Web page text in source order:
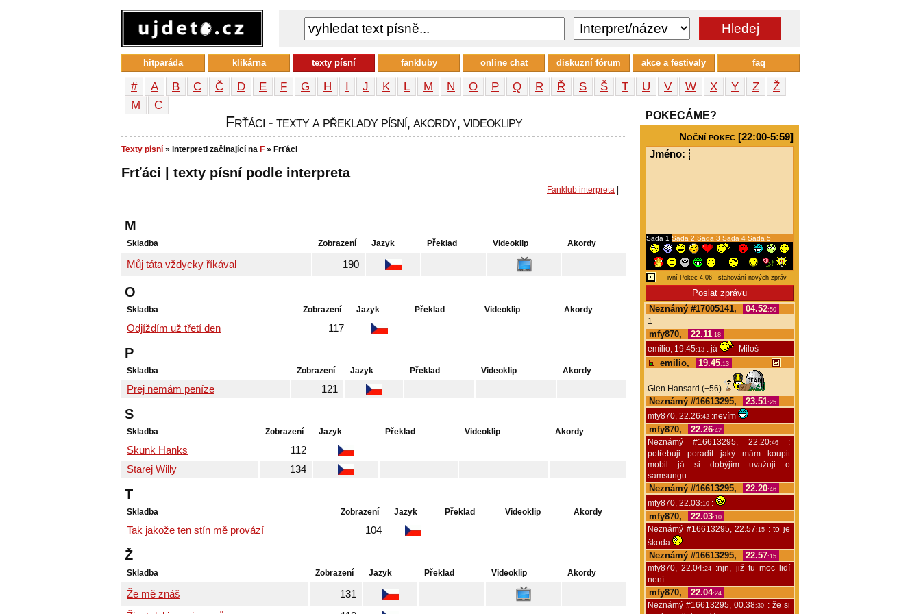
# A B C Č D E F G H I J K L M N O P Q R Ř S Š T U V W X Y Z
Ž
М
С
Frťáci - texty a překlady písní, akordy, videoklipy
Texty písní » interpreti začínající na F » Frťáci
Frťáci | texty písní podle interpreta
Fanklub interpreta
M
Skladba Zobrazení Jazyk Překlad Videoklip Akordy
Můj táta vždycky říkával 190
O
Skladba Zobrazení Jazyk Překlad Videoklip Akordy
Odjíždím už třetí den 117
P
Skladba Zobrazení Jazyk Překlad Videoklip Akordy
Prej nemám peníze 121
S
Skladba Zobrazení Jazyk Překlad Videoklip Akordy
Skunk Hanks
112
Starej Willy
134
T
Skladba Zobrazení Jazyk Překlad Videoklip Akordy
Tak jakože ten stín mě provází 104
Ž
Skladba Zobrazení Jazyk Překlad Videoklip Akordy
Že mě znáš
131
POKECÁME?
Noční pokec [22:00-5:59]
Jméno:
Sada 1 Sada 2 Sada 3 Sada 4 Sada 5
Neznámý #17005141, 04.52:50
1
mfy870, 22.11:18
emilio, 19.45:13 : já Miloš
emilio, 19.45:13
Glen Hansard (+56)
Neznámý #16613295, 23.51:25
mfy870, 22.26:42 :nevím
mfy870, 22.26:42
Neznámý #16613295, 22.20:46:
potřebuji poradit jaký mám koupit
mobil já si dobýjím uvažuji o
samsungu
Neznámý #16613295, 22.20:46
mfy870, 22.03:10 :
mfy870, 22.03:10
Neznámý #16613295, 22.57:15 : to je
škoda
Neznámý #16613295, 22.57:15
mfy870, 22.04:24
:njn, již tu moc lidí
není
mfy870, 22.04:24
Neznámý #16613295, 00.38:30 : že si
hitparáda klikárna texty písní fankluby online chat diskuzní fórum akce a festivaly faq